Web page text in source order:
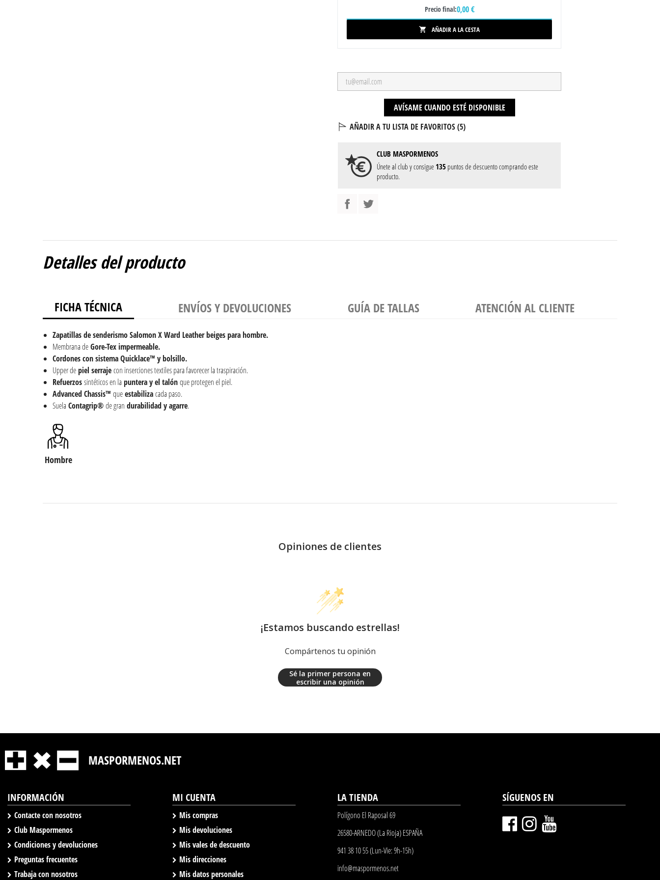
Precio final:0,00 €
 AÑADIR A LA CESTA
AVÍSAME CUANDO ESTÉ DISPONIBLE
AÑADIR A TU LISTA DE FAVORITOS (5)
CLUB MASPORMENOS
Únete al club y consigue 135puntos de descuento comprando este
producto.
Detalles del producto
FICHA TÉCNICA ENVÍOS Y DEVOLUCIONES GUÍA DE TALLAS ATENCIÓN AL CLIENTE
Zapatillas de senderismo Salomon X Ward Leather beiges para hombre.
Membrana deGore-Tex impermeable.
Cordones con sistema Quicklace™ y bolsillo.
Upper depiel serrajecon inserciones textiles para favorecer la traspiración.
Refuerzossintéticos en la puntera y el talónque protegen el piel.
Advanced Chassis™ queestabilizacada paso.
Suela Contagrip®de gran durabilidad y agarre.
Hombre
Opiniones de clientes
¡Estamos buscando estrellas!
Compártenos tu opinión
Sé la primer persona en
escribir una opinión
MASPORMENOS.NET
INFORMACIÓN
Contacte con nosotros
Club Maspormenos
Condiciones y devoluciones
Preguntas frecuentes
Trabaja con nosotros
MI CUENTA
Mis compras
Mis devoluciones
Mis vales de descuento
Mis direcciones
Mis datos personales
LA TIENDA
Polígono El Raposal 69
26580-ARNEDO (La Rioja) ESPAÑA
941 38 10 55 (Lun-Vie: 9h-15h)
info@maspormenos.net
SÍGUENOS EN